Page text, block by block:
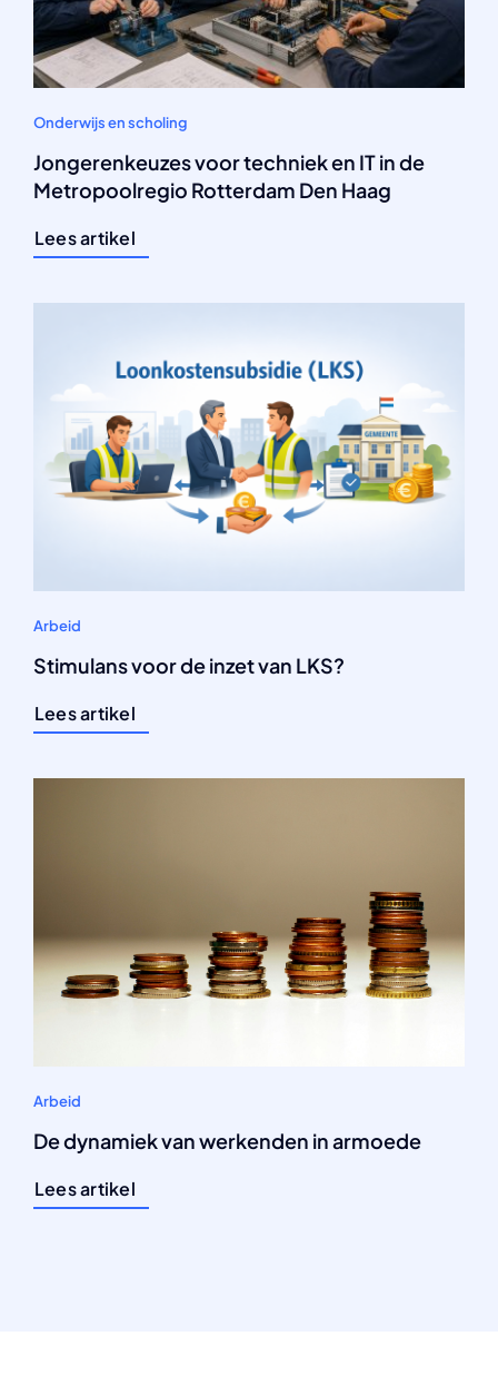
Onderwijs en scholing
Jongerenkeuzes voor techniek en IT in de
Metropoolregio Rotterdam Den Haag
Lees artikel
Arbeid
Stimulans voor de inzet van LKS?
Lees artikel
Arbeid
De dynamiek van werkenden in armoede
Lees artikel